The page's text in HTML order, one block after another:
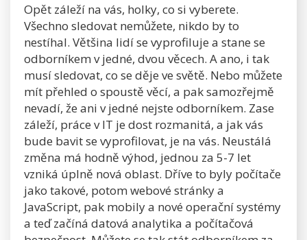
Opět záleží na vás, holky, co si vyberete.
Všechno sledovat nemůžete, nikdo by to
nestíhal. Většina lidí se vyprofiluje a stane se
odborníkem v jedné, dvou věcech. A ano, i tak
musí sledovat, co se děje ve světě. Nebo můžete
mít přehled o spoustě věcí, a pak samozřejmě
nevadí, že ani v jedné nejste odborníkem. Zase
záleží, práce v IT je dost rozmanitá, a jak vás
bude bavit se vyprofilovat, je na vás. Neustálá
změna má hodně výhod, jednou za 5-7 let
vzniká úplně nová oblast. Dříve to byly počítače
jako takové, potom webové stránky a
JavaScript, pak mobily a nové operační systémy
a teď začíná datová analytika a počítačová